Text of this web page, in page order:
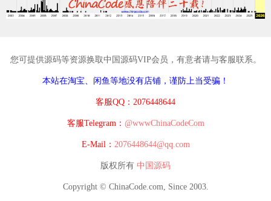
您可提供源码等资源换取中国源码VIP会员，有意者请与客服联系。
本站在淘宝、闲鱼等地没有店铺，谨防上当受骗！
客服QQ：2076448644
客服Telegram： @wwwChinaCodeCom
E-Mail： 2076448644@qq.com
版权所有 中国源码
Copyright © ChinaCode.com, Since 2003.